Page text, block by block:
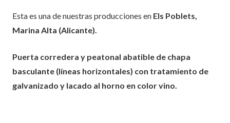
Esta es una de nuestras producciones en Els Poblets,
Marina Alta (Alicante).
Puerta corredera y peatonal abatible de chapa
basculante (líneas horizontales) con tratamiento de
galvanizado y lacado al horno en color vino.